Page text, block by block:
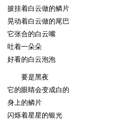
披挂着白云做的鳞片
晃动着白云做的尾巴
它张合的白云嘴
吐着一朵朵
好看的白云泡泡
要是黑夜
它的眼睛会变成白的
身上的鳞片
闪烁着星星的银光